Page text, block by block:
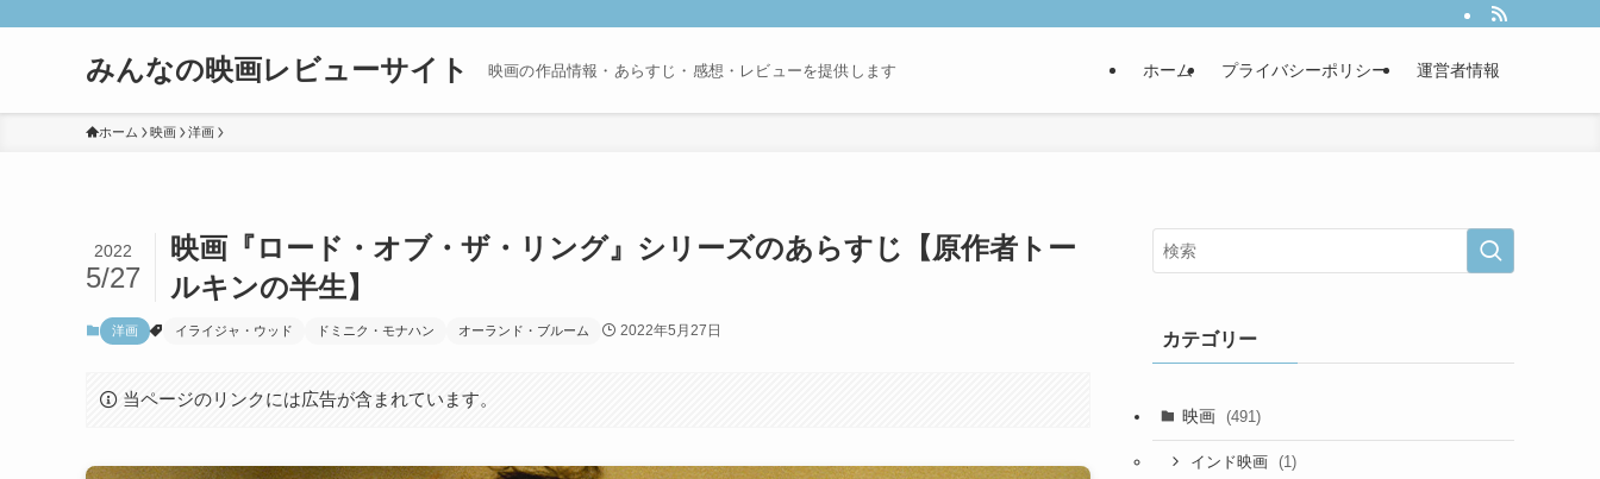
みんなの映画レビューサイト 映画の作品情報・あらすじ・感想・レビューを提供します ホーム プライバシーポリシー 運営者情報
ホーム 映画 洋画
映画『ロード・オブ・ザ・リング』シリーズのあらすじ【原作者トー
ルキンの半生】
2022
5/27
洋画 イライジャ・ウッド ドミニク・モナハン オーランド・ブルーム 2022年5月27日
当ページのリンクには広告が含まれています。
カテゴリー
映画 (491)
インド映画 (1)